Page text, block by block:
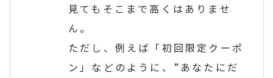
見てもそこまで高くはありませ
ん。
ただし、例えば「初回限定クーポ
ン」などのように、”あなたにだ